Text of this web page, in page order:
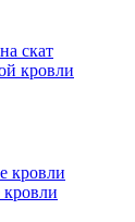
скат
кровли
кровли